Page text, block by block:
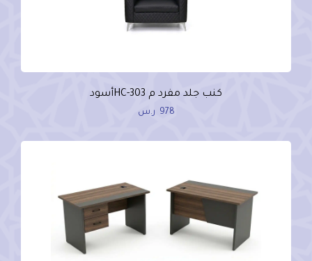
كنب جلد مفرد م HC-303أسود
978 ر.س